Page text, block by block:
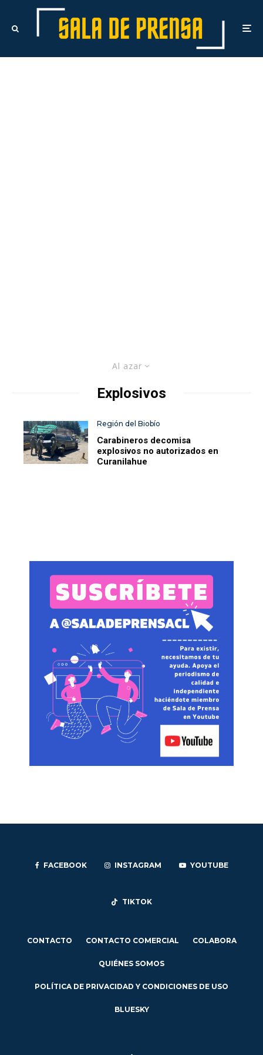
Al azar
Explosivos
Región del Biobío
Carabineros decomisa
explosivos no autorizados en
Curanilahue
FACEBOOK INSTAGRAM YOUTUBE
TIKTOK
CONTACTO CONTACTO COMERCIAL COLABORA
QUIÉNES SOMOS
POLÍTICA DE PRIVACIDAD Y CONDICIONES DE USO
BLUESKY